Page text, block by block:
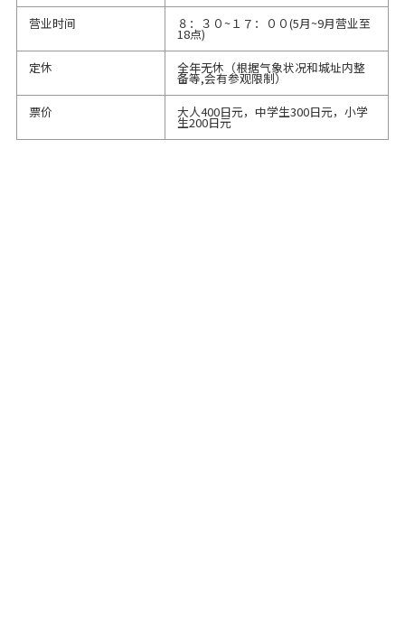
营业时间
８：３０~１７：００(5月~9月营业至
18点)
定休
全年无休（根据气象状况和城址内整
备等,会有参观限制）
票价
大人400日元，中学生300日元，小学
生200日元